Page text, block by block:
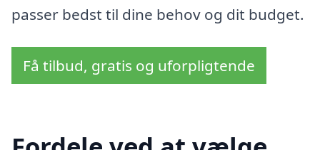
passer bedst til dine behov og dit budget.
Få tilbud, gratis og uforpligtende